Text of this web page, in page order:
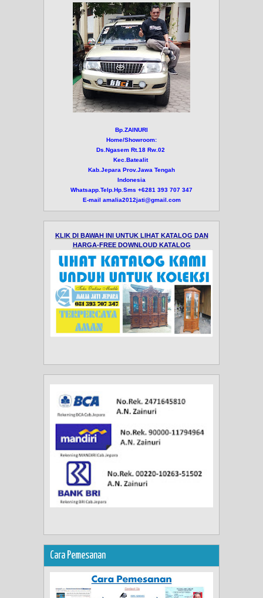
Bp.ZAINURI
Home/Showroom:
Ds.Ngasem Rt.18 Rw.02
Kec.Batealit
Kab.Jepara Prov.Jawa Tengah
Indonesia
Whatsapp.Telp.Hp.Sms +6281 393 707 347
E-mail amalia2012jati@gmail.com
KLIK DI BAWAH INI UNTUK LIHAT KATALOG DAN
HARGA-FREE DOWNLOUD KATALOG
Cara Pemesanan